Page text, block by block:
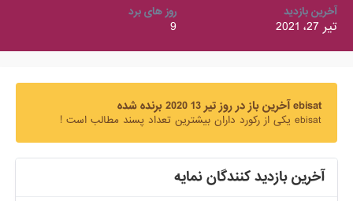
آخرین بازدید
تیر 27، 2021
روز های برد
9
ebisat آخرین باز در روز تیر 13 2020 برنده شده
ebisat یکی از رکورد داران بیشترین تعداد پسند مطالب است !
آخرین بازدید کنندگان نمایه